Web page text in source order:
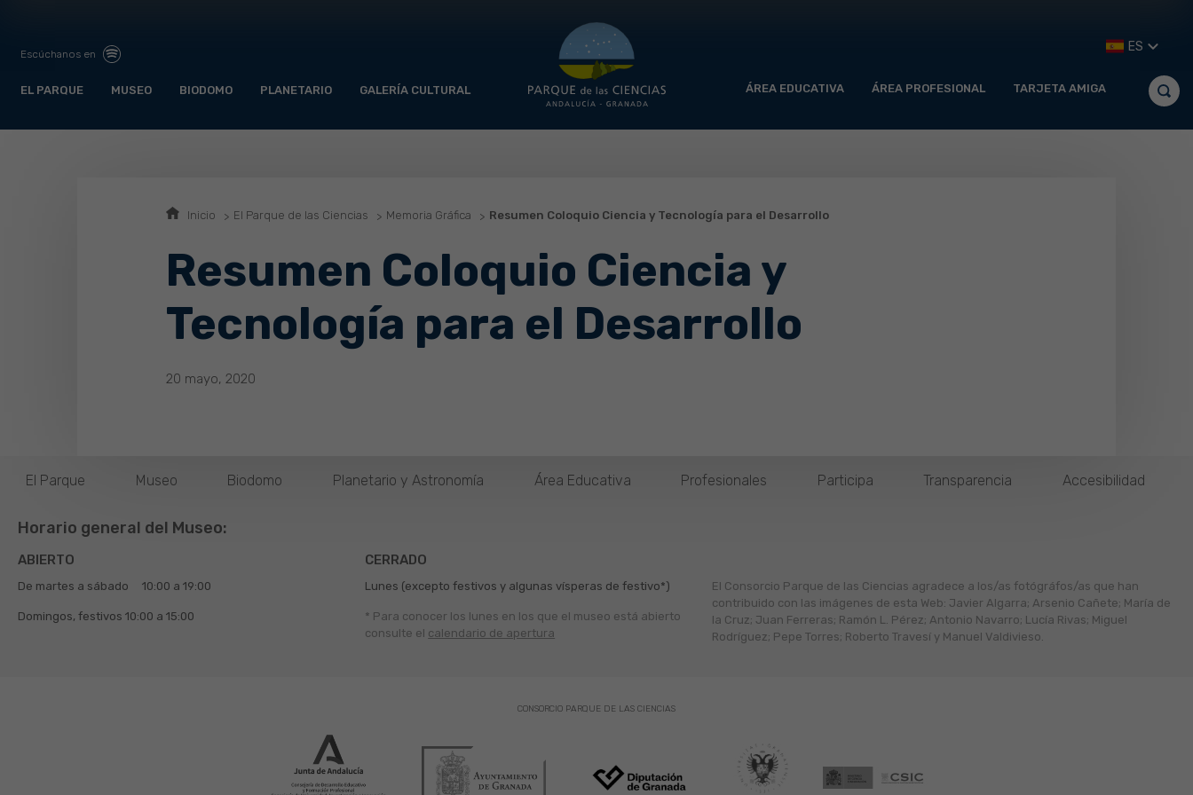
Escúchanos en
EL PARQUE MUSEO BIODOMO PLANETARIO GALERÍA CULTURAL ÁREA EDUCATIVA ÁREA PROFESIONAL TARJETA AMIGA
ES
Inicio El Parque de las Ciencias Memoria Gráfica Resumen Coloquio Ciencia y Tecnología para el Desarrollo
Resumen Coloquio Ciencia y
Tecnología para el Desarrollo
20 mayo, 2020
El Parque Museo Biodomo Planetario y Astronomía Área Educativa Profesionales Participa Transparencia Accesibilidad
Horario general del Museo:
ABIERTO
De martes a sábado 10:00 a 19:00
Domingos, festivos 10:00 a 15:00
CERRADO
Lunes (excepto festivos y algunas vísperas de festivo*)
* Para conocer los lunes en los que el museo está abierto
consulte el calendario de apertura
El Consorcio Parque de las Ciencias agradece a los/as fotógráfos/as que han
contribuido con las imágenes de esta Web: Javier Algarra; Arsenio Cañete; María de
la Cruz; Juan Ferreras; Ramón L. Pérez; Antonio Navarro; Lucía Rivas; Miguel
Rodríguez; Pepe Torres; Roberto Travesí y Manuel Valdivieso.
CONSORCIO PARQUE DE LAS CIENCIAS